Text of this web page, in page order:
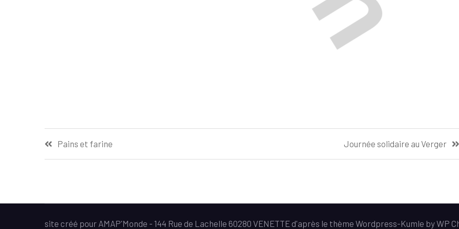
Navigation
de
Pains et farine Journée solidaire au Verger
site créé pour AMAP'Monde - 144 Rue de Lachelle 60280 VENETTE d'après le thème Wordpress-Kumle byWP